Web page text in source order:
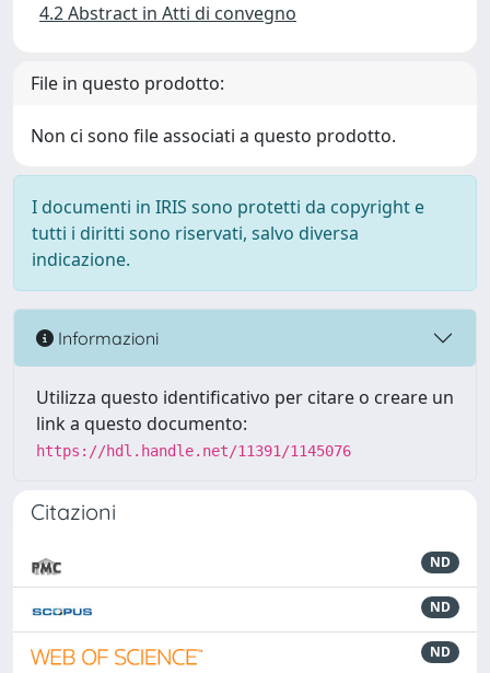
4.2 Abstract in Atti di convegno
File in questo prodotto:
Non ci sono file associati a questo prodotto.
I documenti in IRIS sono protetti da copyright e
tutti i diritti sono riservati, salvo diversa
indicazione.
Informazioni
Utilizza questo identificativo per citare o creare un
link a questo documento:
https://hdl.handle.net/11391/1145076
Citazioni
ND
ND
ND